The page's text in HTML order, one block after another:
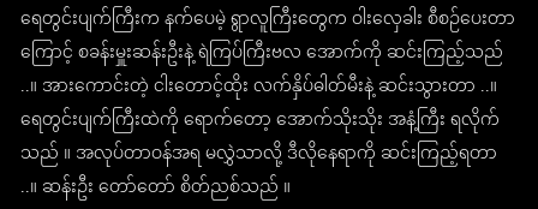
ရေတွင်းပျက်ကြီးက နက်ပေမဲ့ ရွာလူကြီးတွေက ဝါးလှေခါး စီစဉ်ပေးတာ
ကြောင့် စခန်းမှူးဆန်းဦးနဲ့ ရဲကြပ်ကြီးဗလ အောက်ကို ဆင်းကြည့်သည်
..။ အားကောင်းတဲ့ ငါးတောင့်ထိုး လက်နှိပ်ဓါတ်မီးနဲ့ ဆင်းသွားတာ ..။
ရေတွင်းပျက်ကြီးထဲကို ရောက်တော့ အောက်သိုးသိုး အနံ့ကြီး ရလိုက်
သည် ။ အလုပ်တာဝန်အရ မလွှဲသာလို့ ဒီလိုနေရာကို ဆင်းကြည့်ရတာ
..။ ဆန်းဦး တော်တော် စိတ်ညစ်သည် ။